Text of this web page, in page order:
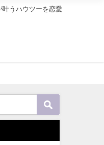
叶うハウツーを恋愛